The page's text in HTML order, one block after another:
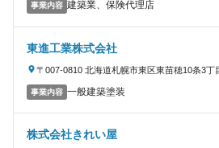
事業内容 建築業、保険代理店
東進工業株式会社
〒007-0810 北海道札幌市東区東苗穂10条3丁
事業内容 一般建築塗装
株式会社きれい屋